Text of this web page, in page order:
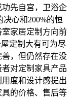
先自宫，卫浴企
决心和200%的恒
家居定制方向前
定制大有可为尽
，但仍然存在没
对定制家具产品
度和设计感提出
的价格、售后等